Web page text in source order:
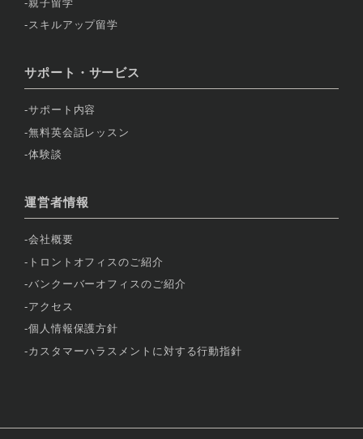
親子留学
スキルアップ留学
サポート・サービス
サポート内容
無料英会話レッスン
体験談
運営者情報
会社概要
トロントオフィスのご紹介
バンクーバーオフィスのご紹介
アクセス
個人情報保護方針
カスタマーハラスメントに対する行動指針